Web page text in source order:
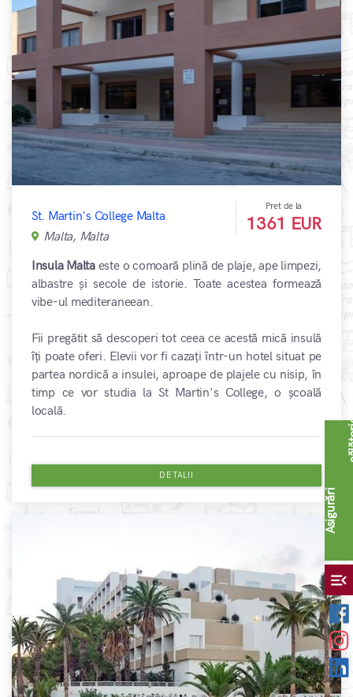
St. Martin's College Malta
Malta, Malta
Pret de la
1361 EUR
Insula Maltaeste o comoară plină de plaje, ape limpezi,
albastre și secole de istorie. Toate acestea formează
vibe-ul mediteraneean.
Fii pregătit să descoperi tot ceea ce acestă mică insulă
îți poate oferi. Elevii vor fi cazați într-un hotel situat pe
partea nordică a insulei, aproape de plajele cu nisip, în
timp ce vor studia la St Martin's College, o școală
locală.
DETALII
A
s
i
g
u
r
ă
r
i
c
ă
l
ă
t
o
r
i
menu_open